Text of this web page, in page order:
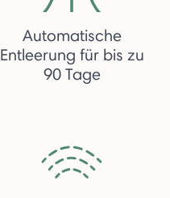
Automatische
Entleerung für bis zu
90 Tage